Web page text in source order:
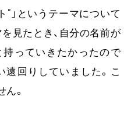
”」というテーマについて
見たとき、自分の名前が
持っていきたかったので
遠回りしていました。こ
。